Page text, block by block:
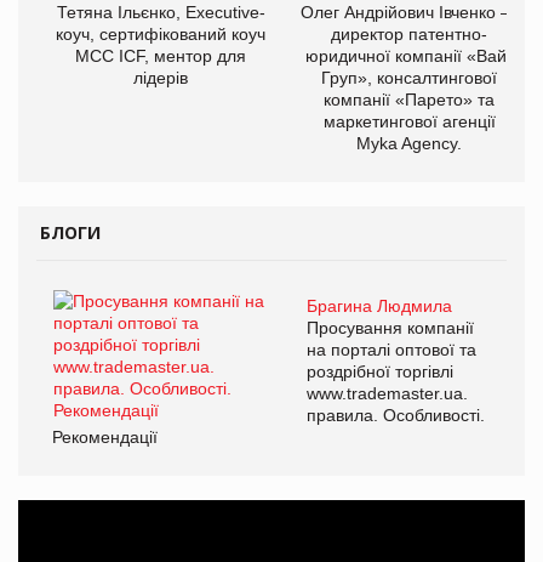
Тетяна Ільєнко, Executive-
коуч, сертифікований коуч
МСС ICF, ментор для
лідерів
Олег Андрійович Івченко —
директор патентно-
юридичної компанії «Вайз
Груп», консалтингової
компанії «Парето» та
маркетингової агенції
Myka Agency.
БЛОГИ
Брагина Людмила
Просування компанії
на порталі оптової та
роздрібної торгівлі
www.trademaster.ua.
правила. Особливості.
Рекомендації